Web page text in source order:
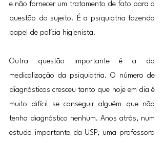
e não fornecer um tratamento de fato para a
questão do sujeito. É a psiquiatria fazendo
papel de polícia higienista.
Outra questão importante é a da
medicalização da psiquiatria. O número de
diagnósticos cresceu tanto que hoje em dia é
muito difícil se conseguir alguém que não
tenha diagnóstico nenhum. Anos atrás, num
estudo importante da USP, uma professora